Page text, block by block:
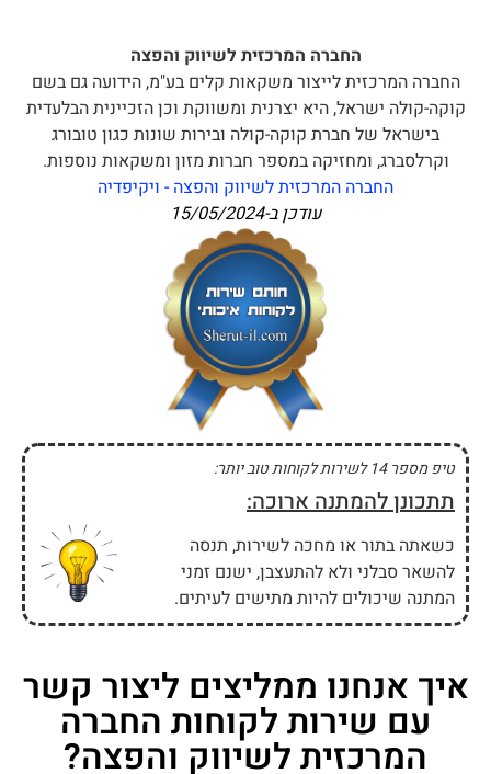
החברה המרכזית לשיווק והפצה
החברה המרכזית לייצור משקאות קלים בע"מ, הידועה גם בשם
קוקה-קולה ישראל, היא יצרנית ומשווקת וכן הזכיינית הבלעדית
בישראל של חברת קוקה-קולה ובירות שונות כגון טובורג
וקרלסברג, ומחזיקה במספר חברות מזון ומשקאות נוספות.
החברה המרכזית לשיווק והפצה - ויקיפדיה
עודכן ב-15/05/2024
טיפ מספר 14 לשירות לקוחות טוב יותר:
תתכונן להמתנה ארוכה:
כשאתה בתור או מחכה לשירות, תנסה
להשאר סבלני ולא להתעצבן, ישנם זמני
המתנה שיכולים להיות מתישים לעיתים.
איך אנחנו ממליצים ליצור קשר
עם שירות לקוחות החברה
המרכזית לשיווק והפצה?